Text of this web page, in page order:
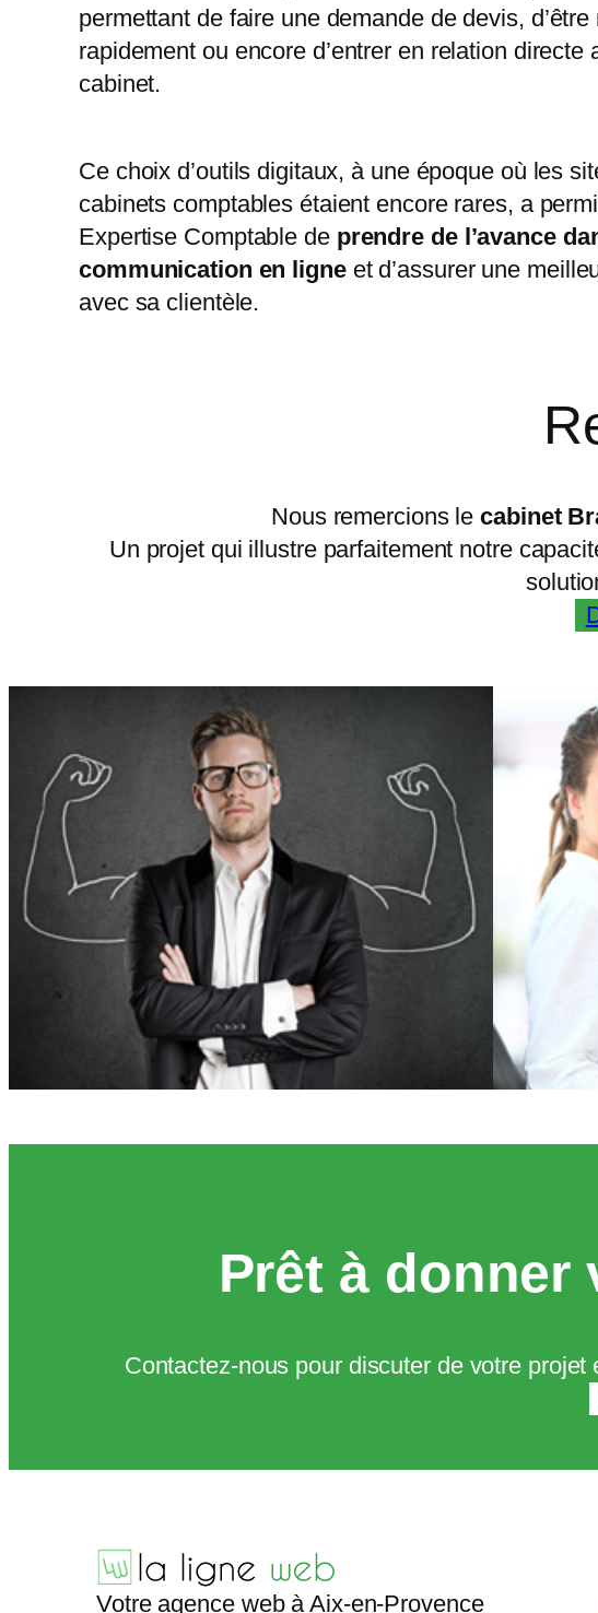
permettant de faire une demande de devis,
rapidement ou encore d’entrer en relation directe
cabinet.
Ce choix d’outils digitaux, à une époque où les
cabinets comptables étaient encore rares, a
Expertise Comptable de prendre de l’avance
communication en ligneet d’assurer une
avec sa clientèle.
Nous remercions lecabinet
Un projet qui illustre parfaitement notre
Prêt à donner
Contactez-nous pour discuter de votre
Votre agence web à Aix-en-Provence